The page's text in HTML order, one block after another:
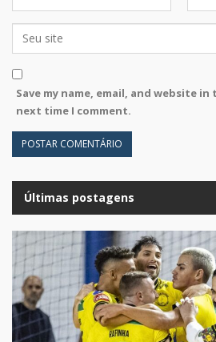
Save my name, email, and website
next time I comment.
Últimas postagens